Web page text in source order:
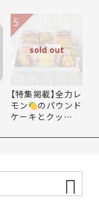
sold out
【特集掲載】全力レ
モン
のパウンド
ケーキとクッ…
5